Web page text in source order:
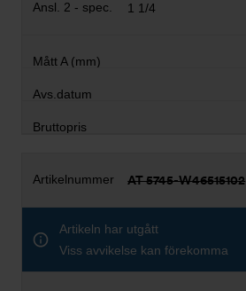
1 1/4
AT 5745-W46515102
Artikeln har utgått
Viss avvikelse kan förekomma